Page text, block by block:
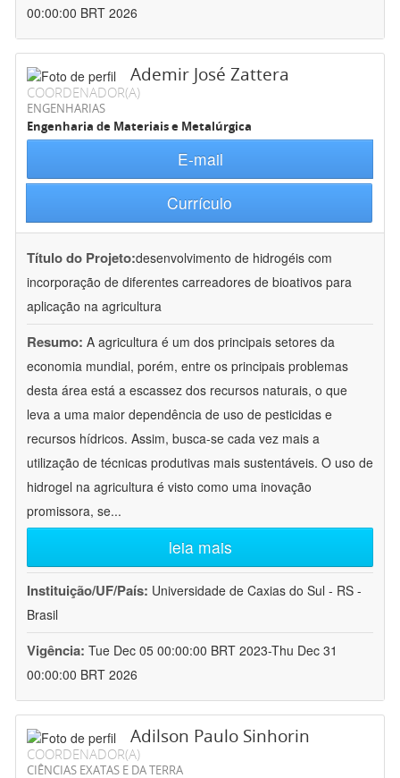
00:00:00 BRT 2026
Ademir José Zattera
COORDENADOR(A)
ENGENHARIAS
Engenharia de Materiais e Metalúrgica
E-mail
Currículo
Título do Projeto:desenvolvimento de hidrogéis com
incorporação de diferentes carreadores de bioativos para
aplicação na agricultura
Resumo: A agricultura é um dos principais setores da
economia mundial, porém, entre os principais problemas
desta área está a escassez dos recursos naturais, o que
leva a uma maior dependência de uso de pesticidas e
recursos hídricos. Assim, busca-se cada vez mais a
utilização de técnicas produtivas mais sustentáveis. O uso de
hidrogel na agricultura é visto como uma inovação
promissora, se...
leia mais
Instituição/UF/País: Universidade de Caxias do Sul - RS -
Brasil
Vigência: Tue Dec 05 00:00:00 BRT 2023-Thu Dec 31
00:00:00 BRT 2026
Adilson Paulo Sinhorin
COORDENADOR(A)
CIÊNCIAS EXATAS E DA TERRA